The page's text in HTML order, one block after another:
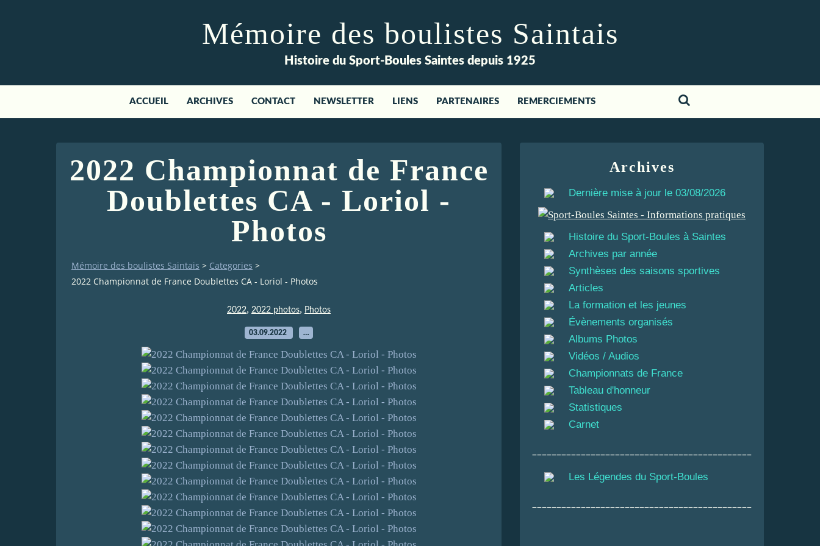
Mémoire des boulistes Saintais
Histoire du Sport-Boules Saintes depuis 1925
ACCUEIL ARCHIVES CONTACT NEWSLETTER LIENS PARTENAIRES REMERCIEMENTS
2022 Championnat de France
Doublettes CA - Loriol -
Photos
Mémoire des boulistes Saintais > Categories >
2022 Championnat de France Doublettes CA - Loriol - Photos
2022, 2022 photos, Photos
03.09.2022 …
Archives
Dernière mise à jour le 03/08/2026
Histoire du Sport-Boules à Saintes
Archives par année
Synthèses des saisons sportives
Articles
La formation et les jeunes
Évènements organisés
Albums Photos
Vidéos / Audios
Championnats de France
Tableau d'honneur
Statistiques
Carnet
Les Légendes du Sport-Boules